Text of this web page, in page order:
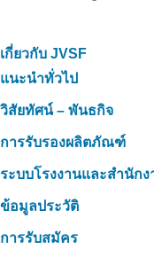
เกี่ยวกับ JVSF
แนะนำทั่วไป
วิสัยทัศน์ – พันธกิจ
การรับรองผลิตภัณฑ์
ระบบโรงงานและสำนักง
ข้อมูลประวัติ
การรับสมัคร